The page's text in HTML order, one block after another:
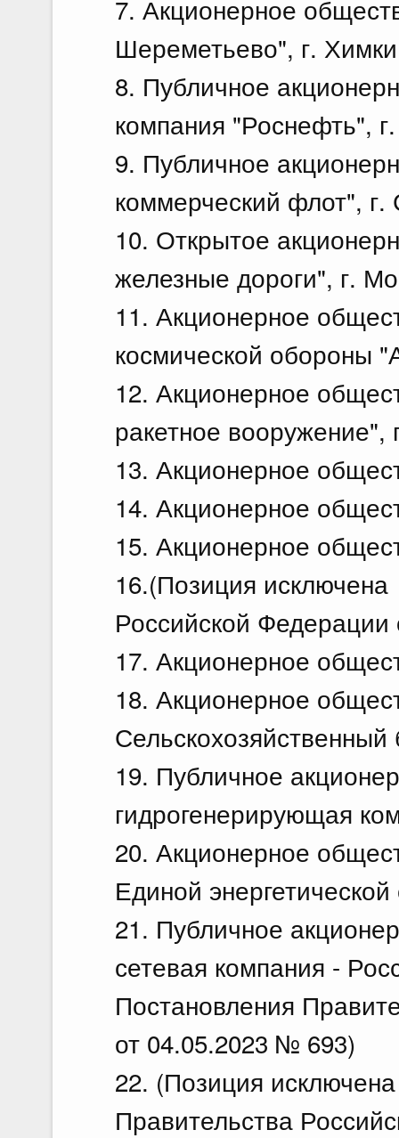
7. Акционерное
Шереметьево", г.
8. Публичное
компания "Роснефть",
9. Публичное
коммерческий флот", г.
10. Открытое
железные дороги", г.
11. Акционерное
космической обороны
12. Акционерное
ракетное вооружение",
13. Акционерное
14. Акционерное
15. Акционерное
16.(Позиция
Российской
17. Акционерное
18. Акционерное
Сельскохозяйственный
19. Публичное
гидрогенерирующая
20. Акционерное
Единой
21. Публичное
сетевая компания -
Постановления
от 04.05.2023 № 693)
22. (Позиция
Правительства